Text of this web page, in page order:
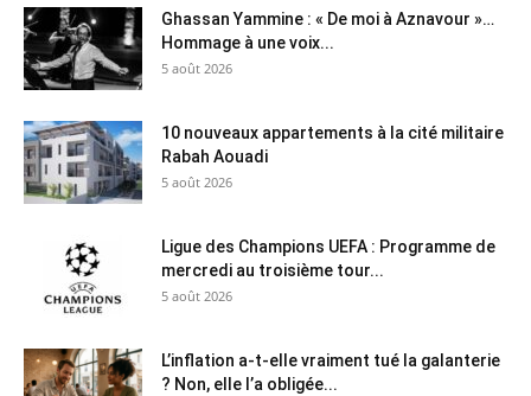
Ghassan Yammine : « De moi à Aznavour »…
Hommage à une voix...
5 août 2026
10 nouveaux appartements à la cité militaire
Rabah Aouadi
5 août 2026
Ligue des Champions UEFA : Programme de
mercredi au troisième tour...
5 août 2026
L’inflation a-t-elle vraiment tué la galanterie
? Non, elle l’a obligée...